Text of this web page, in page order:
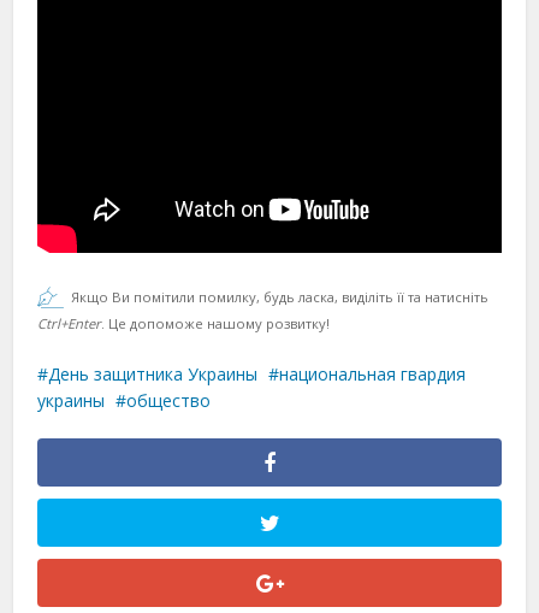
Якщо Ви помітили помилку, будь ласка, виділіть її та натисніть
Ctrl+Enter. Це допоможе нашому розвитку!
День защитника Украины
национальная гвардия
украины
общество